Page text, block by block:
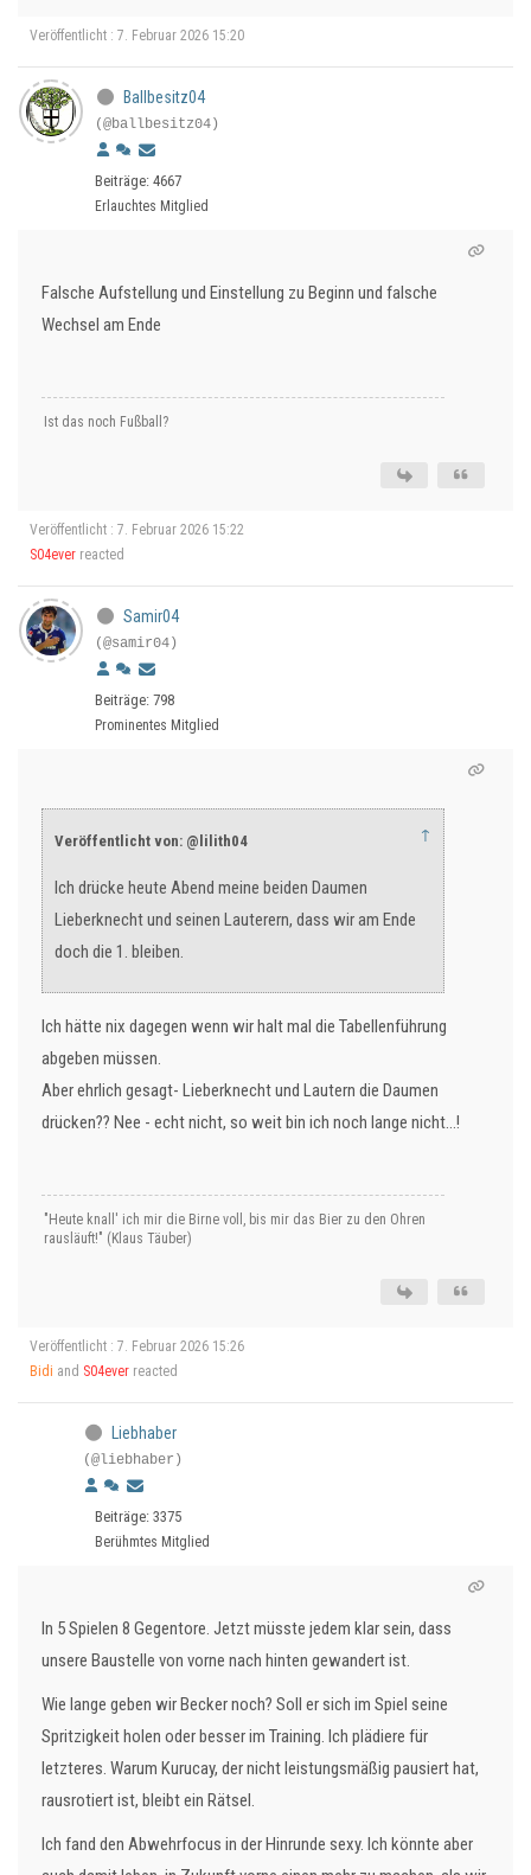
Veröffentlicht : 7. Februar 2026 15:20
Ballbesitz04
(@ballbesitz04)
Beiträge: 4667
Erlauchtes Mitglied
Falsche Aufstellung und Einstellung zu Beginn und falsche
Wechsel am Ende
Ist das noch Fußball?
Veröffentlicht : 7. Februar 2026 15:22
S04ever reacted
Samir04
(@samir04)
Beiträge: 798
Prominentes Mitglied
Veröffentlicht von: @lilith04 ↑
Ich drücke heute Abend meine beiden Daumen
Lieberknecht und seinen Lauterern, dass wir am Ende
doch die 1. bleiben.
Ich hätte nix dagegen wenn wir halt mal die Tabellenführung
abgeben müssen.
Aber ehrlich gesagt- Lieberknecht und Lautern die Daumen
drücken?? Nee - echt nicht, so weit bin ich noch lange nicht…!
"Heute knall' ich mir die Birne voll, bis mir das Bier zu den Ohren
rausläuft!" (Klaus Täuber)
Veröffentlicht : 7. Februar 2026 15:26
Bidi and S04ever reacted
Liebhaber
(@liebhaber)
Beiträge: 3375
Berühmtes Mitglied
In 5 Spielen 8 Gegentore. Jetzt müsste jedem klar sein, dass
unsere Baustelle von vorne nach hinten gewandert ist.
Wie lange geben wir Becker noch? Soll er sich im Spiel seine
Spritzigkeit holen oder besser im Training. Ich plädiere für
letzteres. Warum Kurucay, der nicht leistungsmäßig pausiert hat,
rausrotiert ist, bleibt ein Rätsel.
Ich fand den Abwehrfocus in der Hinrunde sexy. Ich könnte aber